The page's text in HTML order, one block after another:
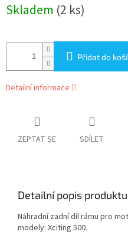
cena:
Skladem (2 ks)
Přidat do
Detailní informace
ZEPTAT SE SDÍLET
Detailní popis produktu
Náhradní zadní díl rámu pro
modely: Xciting 500.